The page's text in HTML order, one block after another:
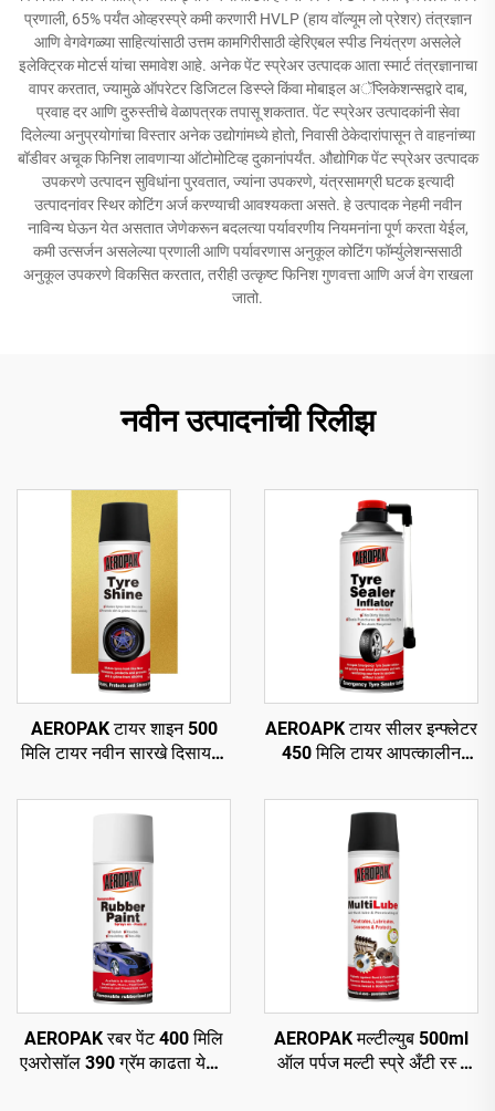
प्रणाली, 65% पर्यंत ओव्हरस्प्रे कमी करणारी HVLP (हाय वॉल्यूम लो प्रेशर) तंत्रज्ञान
आणि वेगवेगळ्या साहित्यांसाठी उत्तम कामगिरीसाठी व्हेरिएबल स्पीड नियंत्रण असलेले
इलेक्ट्रिक मोटर्स यांचा समावेश आहे. अनेक पेंट स्प्रेअर उत्पादक आता स्मार्ट तंत्रज्ञानाचा
वापर करतात, ज्यामुळे ऑपरेटर डिजिटल डिस्प्ले किंवा मोबाइल अॅप्लिकेशन्सद्वारे दाब,
प्रवाह दर आणि दुरुस्तीचे वेळापत्रक तपासू शकतात. पेंट स्प्रेअर उत्पादकांनी सेवा
दिलेल्या अनुप्रयोगांचा विस्तार अनेक उद्योगांमध्ये होतो, निवासी ठेकेदारांपासून ते वाहनांच्या
बॉडीवर अचूक फिनिश लावणाऱ्या ऑटोमोटिव्ह दुकानांपर्यंत. औद्योगिक पेंट स्प्रेअर उत्पादक
उपकरणे उत्पादन सुविधांना पुरवतात, ज्यांना उपकरणे, यंत्रसामग्री घटक इत्यादी
उत्पादनांवर स्थिर कोटिंग अर्ज करण्याची आवश्यकता असते. हे उत्पादक नेहमी नवीन
नाविन्य घेऊन येत असतात जेणेकरून बदलत्या पर्यावरणीय नियमनांना पूर्ण करता येईल,
कमी उत्सर्जन असलेल्या प्रणाली आणि पर्यावरणास अनुकूल कोटिंग फॉर्म्युलेशन्ससाठी
अनुकूल उपकरणे विकसित करतात, तरीही उत्कृष्ट फिनिश गुणवत्ता आणि अर्ज वेग राखला
जातो.
नवीन उत्पादनांची रिलीझ
AEROPAK टायर शाइन 500
मिलि टायर नवीन सारखे दिसायला
AEROAPK टायर सीलर इन्फ्लेटर
450 मिलि टायर आपत्कालीन
वायू भरणे
AEROPAK रबर पेंट 400 मिलि
एअरोसॉल 390 ग्रॅम काढता येणारे
AEROPAK मल्टील्युब 500ml
ऑल पर्पज मल्टी स्प्रे अँटी रस्ट